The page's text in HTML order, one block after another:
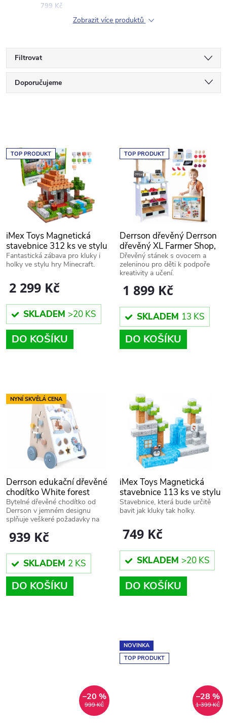
799 Kč
Zobrazit více produktů
Filtrovat
Ř
e
p
r
o
d
u
t
Doporučujeme
Abecedně
ý
p
r
o
d
u
t
TOP PRODUKT
iMex Toys Magnetická
stavebnice 312 ks ve stylu
minecraft
2 299 Kč
SKLADEM >20 KS
DO KOŠÍKU
Fantastická zábava pro kluky i
holky ve stylu hry Minecraft.
TOP PRODUKT
Derrson dřevěný Derrson
dřevěný XL Farmer Shop,
obchod s pokladnou,
váhou a doplňky W5295
1 899 Kč
SKLADEM 13 KS
DO KOŠÍKU
Dřevěný stánek s ovocem a
zeleninou pro děti k podpoře
kreativity a učení.
NYNÍ SKVĚLÁ CENA
Derrson edukační dřevěné
chodítko White forest
939 Kč
SKLADEM 2 KS
DO KOŠÍKU
Bytelné dřevěné chodítko od
Derrson v jemném designu
splňuje veškeré požadavky na
iMex Toys Magnetická
stavebnice 113 ks ve stylu
minecraft
749 Kč
SKLADEM >20 KS
DO KOŠÍKU
Stavebnice, která bude určitě
bavit jak kluky tak holky.
999 KČ
–20 %
NOVINKA
TOP PRODUKT
1 399 KČ
–28 %